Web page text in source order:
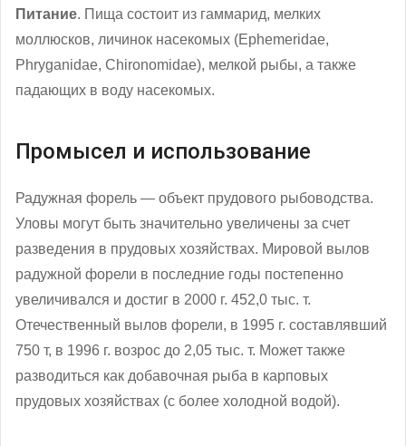
Питание. Пища состоит из гаммарид, мелких
моллюсков, личинок насекомых (Ephemeridae,
Phryganidae, Chironomidae), мелкой рыбы, а также
падающих в воду насекомых.
Промысел и использование
Радужная форель — объект прудового рыбоводства.
Уловы могут быть значительно увеличены за счет
разведения в прудовых хозяйствах. Мировой вылов
радужной форели в последние годы постепенно
увеличивался и достиг в 2000 г. 452,0 тыс. т.
Отечественный вылов форели, в 1995 г. составлявший
750 т, в 1996 г. возрос до 2,05 тыс. т. Может также
разводиться как добавочная рыба в карповых
прудовых хозяйствах (с более холодной водой).